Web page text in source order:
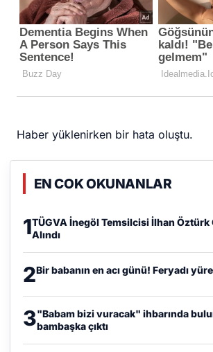
Haber yüklenirken bir hata oluştu.
EN COK OKUNANLAR
1TÜGVA İnegöl Temsilcisi İlhan Öztürk
Alındı
2Bir babanın en acı günü! Feryadı
3"Babam bizi vuracak" ihbarında
bambaşka çıktı